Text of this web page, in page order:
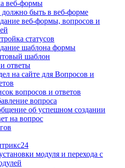
веб-формы
должно быть в веб-форме
веб-формы, вопросов и
статусов
шаблона формы
шаблон
ответы
на сайте для Вопросов и
вопросов и ответов
вопроса
об успешном создании
на вопрос
модуля и перехода с